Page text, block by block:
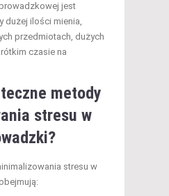
jest
dużej ilości mienia,
przedmiotach, dużych
czasie na
metody
stresu w
stresu w